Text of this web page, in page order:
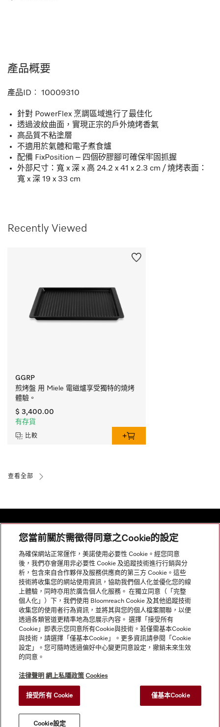
產品概要
產品ID︰ 10009310
針對 PowerFlex 烹調區域進行了最佳化
透過波紋曲面，實現正宗的戶外燒烤香氣
高品質不粘塗層
不適用於氣體和電子煮食爐
配備 FixPosition – 四個矽膠腳可確保牢固抓握
外部尺寸：寬 x 深 x 高 24.2 x 41 x 2.3 cm / 燒烤表面：
寬 x 深 19 x 33 cm
Recently Viewed
GGRP
煎烤盤 用 Miele 電磁爐享受獨特的燒烤
體驗。
$ 3,400.00
有存貨
比較
查看全部
網站導航
服務
© Copyright, Miele Hong Kong Ltd. All rights reserved.
您當前關於需徵得同意之Cookie的設定
為確保網站正常運作，美諾使用必要性 Cookie。經您同意
後，我們亦會運用非必要性 Cookie 及追蹤技術進行行銷與分
析，包含來自合作夥伴及服務供應商的第三方 Cookie。這些
技術將收集您的網站使用資訊，協助我們個人化並優化您的線
上體驗，同時亦用於廣告個人化服務。 在獨立同意（「完整
個人化」）下，我們使用 Bloomreach Cookie 及其他追蹤技術
收集您的使用者行為資訊，並將其與您的個人檔案關聯，以便
透過各類管道更精準地為您展示內容。 選擇「接受所有
Cookie」即表示您同意所有Cookie與技術。若僅需基本Cookie
與技術，請選擇「僅基本Cookie」。更多資訊請參閱「Cookie
設定」。您可隨時透過偏好中心變更同意設定，撤銷未來生效
的同意。
法律聲明 網上私隱政策 Cookies
接受所有 Cookie 僅基本Cookie
Cookie設定